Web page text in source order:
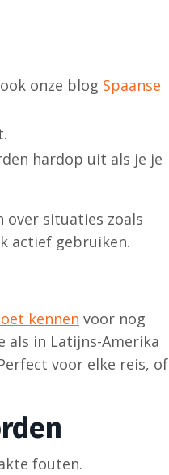
onze blog Spaanse
hardop uit als je je
over situaties zoals
actief gebruiken.
kennen voor nog
als in Latijns-Amerika
voor elke reis, of
fouten.